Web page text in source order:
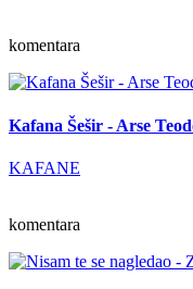
komentara
Kafana Šešir - Arse
KAFANE
komentara